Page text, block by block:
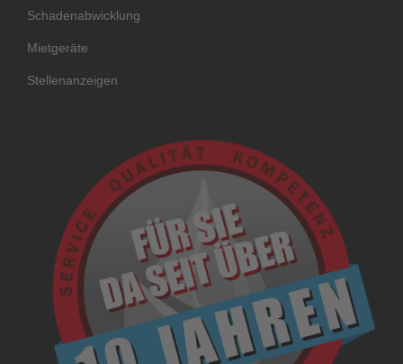
Schadenabwicklung
Mietgeräte
Stellenanzeigen